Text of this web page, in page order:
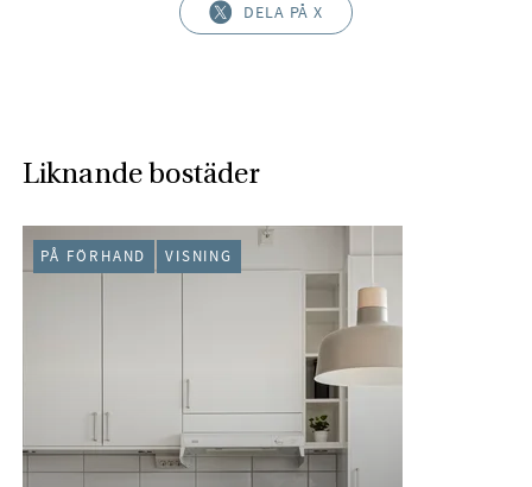
DELA PÅ X
Liknande bostäder
PÅ FÖRHAND VISNING